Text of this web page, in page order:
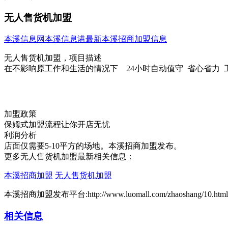
无人售货机加盟
本溪信息网本溪信息港最新本溪招商加盟信息
无人售货机加盟，项目描述
在不影响原工作和生活的情况下 24小时自动值守 省心省力
加盟政策
保姆式加盟流程让你开店无忧
利润分析
店面仅需要5-10平方的场地。本溪招商加盟发布。
更多无人售货机加盟最新相关信息：
本溪招商加盟 无人售货机加盟
本溪招商加盟发布平台:http://www.luomall.com/zhaoshang/10.html
相关信息